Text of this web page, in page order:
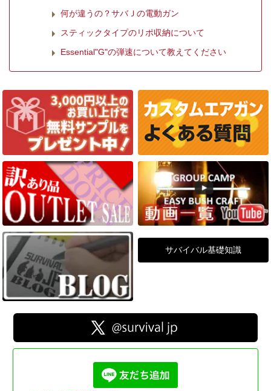
何が違うの？サバＪの電動ガン
スティックタイプのリポ収納について
Essential"G"の弾速について教えてください
サバイバル基礎知識